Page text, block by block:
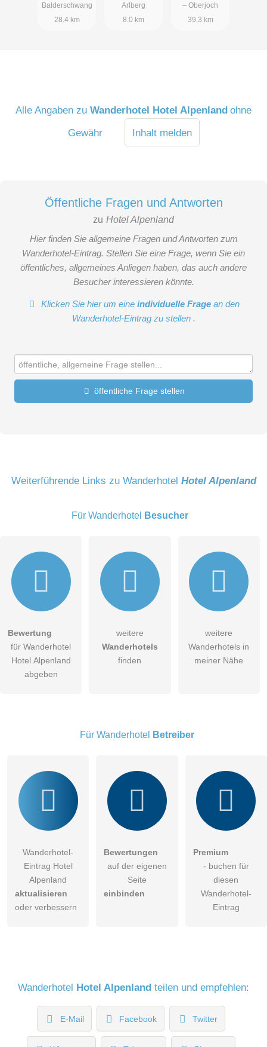
Balderschwang
28.4 km
Arlberg
8.0 km
– Oberjoch
39.3 km
Alle Angaben zu Wanderhotel Hotel Alpenland ohne
Gewähr
Inhalt melden
Öffentliche Fragen und Antworten
zu Hotel Alpenland
Hier finden Sie allgemeine Fragen und Antworten zum
Wanderhotel-Eintrag. Stellen Sie eine Frage, wenn Sie ein
öffentliches, allgemeines Anliegen haben, das auch andere
Besucher interessieren könnte.
Klicken Sie hier um eineindividuelle Frage an den
Wanderhotel-Eintrag zu stellen .
öffentliche Frage stellen
E-Mail-Adresse (wird nicht veröffentlicht)
Hiermit akzeptiere ich dieAGB
DieDatenschutzerklärung habe ich zur Kenntnis genommen.
Besucher sichtbar.
Weiterführende Links zu Wanderhotel Hotel Alpenland
Für Wanderhotel Besucher
Bewertung
für Wanderhotel
Hotel Alpenland
abgeben
weitere
Wanderhotels
finden
weitere
Wanderhotels in
meiner Nähe
Für Wanderhotel Betreiber
Wanderhotel-
Eintrag Hotel
Alpenland
aktualisieren
oder verbessern
Bewertungen
auf der eigenen
Seite
einbinden
Premium
- buchen für
diesen
Wanderhotel-
Eintrag
Wanderhotel Hotel Alpenland teilen und empfehlen:
E-Mail Facebook Twitter